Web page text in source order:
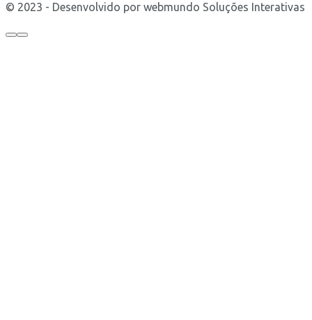
© 2023 - Desenvolvido por webmundo Soluções Interativas